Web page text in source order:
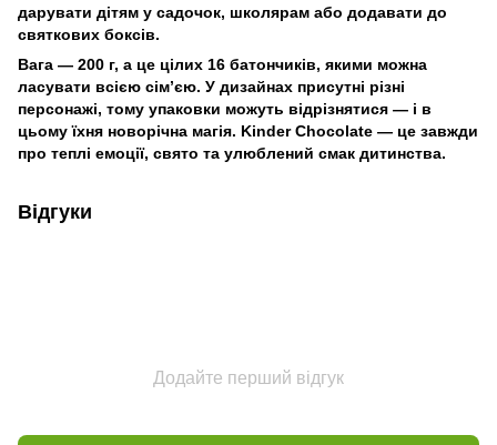
дарувати дітям у садочок, школярам або додавати до
святкових боксів.
Вага — 200 г, а це цілих 16 батончиків, якими можна
ласувати всією сім’єю. У дизайнах присутні різні
персонажі, тому упаковки можуть відрізнятися — і в
цьому їхня новорічна магія. Kinder Chocolate — це завжди
про теплі емоції, свято та улюблений смак дитинства.
Відгуки
Додайте перший відгук